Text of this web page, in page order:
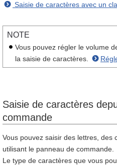
Saisie de caractères avec un
NOTE
Vous pouvez régler le volume
la saisie de caractères.
Saisie de caractères
commande
Vous pouvez saisir des lettres, des
utilisant le panneau de commande.
Le type de caractères que vous